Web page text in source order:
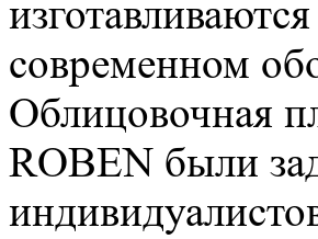
современном
Облицовочная
ROBEN были